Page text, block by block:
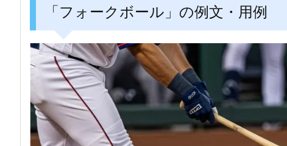
「フォークボール」の例文・用例